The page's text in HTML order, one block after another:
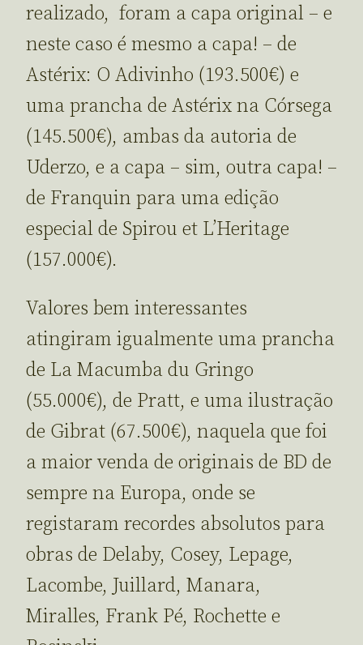
realizado, foram a capa original – e
neste caso é mesmo a capa! – de
Astérix: O Adivinho (193.500€) e
uma prancha de Astérix na Córsega
(145.500€), ambas da autoria de
Uderzo, e a capa – sim, outra capa! –
de Franquin para uma edição
especial de Spirou et L’Heritage
(157.000€).
Valores bem interessantes
atingiram igualmente uma prancha
de La Macumba du Gringo
(55.000€), de Pratt, e uma ilustração
de Gibrat (67.500€), naquela que foi
a maior venda de originais de BD de
sempre na Europa, onde se
registaram recordes absolutos para
obras de Delaby, Cosey, Lepage,
Lacombe, Juillard, Manara,
Miralles, Frank Pé, Rochette e